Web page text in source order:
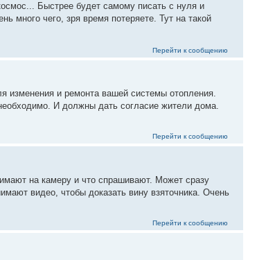
Быстрее будет самому писать с нуля и
много чего, зря время потеряете. Тут на такой
Перейти к сообщению
изменения и ремонта вашей системы отопления.
И должны дать согласие жители дома.
Перейти к сообщению
на камеру и что спрашивают. Может сразу
видео, чтобы доказать вину взяточника. Очень
Перейти к сообщению